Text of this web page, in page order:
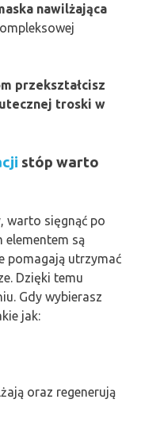
nawilżająca
przekształcisz
troski w
stóp warto
warto sięgnąć po
elementem są
pomagają utrzymać
Dzięki temu
Gdy wybierasz
jak:
oraz regenerują